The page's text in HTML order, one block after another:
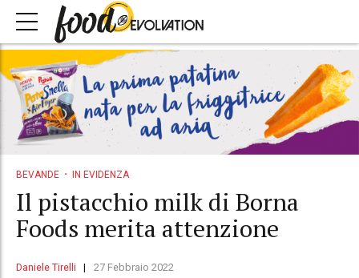
BEVANDE IN EVIDENZA
Il pistacchio milk di Borna
Foods merita attenzione
Daniele Tirelli 27 Febbraio 2022